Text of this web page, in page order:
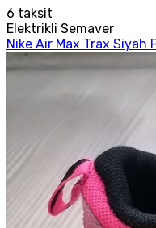
6 taksit
Elektrikli Semaver
Nike Air Max Trax Siyah